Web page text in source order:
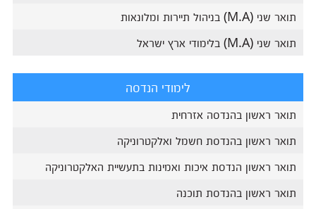
תואר שני (M.A) בניהול תיירות ומלונאות
תואר שני (M.A) בלימודי ארץ ישראל
לימודי הנדסה
תואר ראשון בהנדסה אזרחית
תואר ראשון בהנדסת חשמל ואלקטרוניקה
תואר ראשון הנדסת איכות ואמינות בתעשיית האלקטרוניקה
תואר ראשון בהנדסת תוכנה